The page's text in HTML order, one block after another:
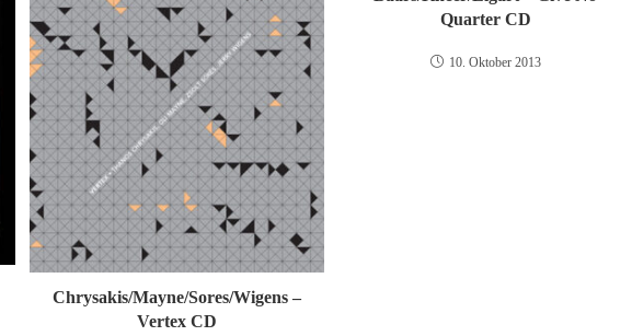
Chrysakis/Mayne/Sores/Wigens –
Vertex CD
Quarter CD
10. Oktober 2013